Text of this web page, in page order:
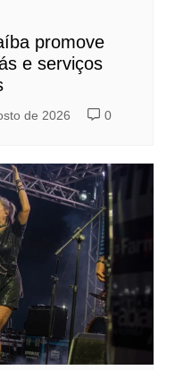
promove
e serviços
de 2026 0